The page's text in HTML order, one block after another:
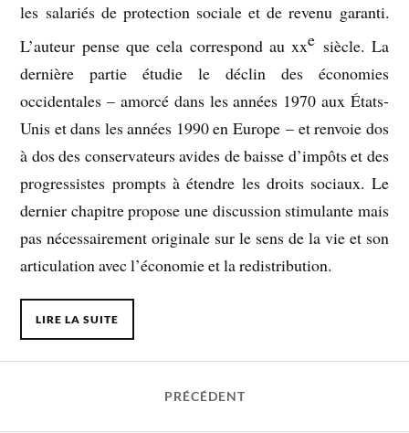
les salariés de protection sociale et de revenu garanti.
L’auteur pense que cela correspond au xxe siècle. La
dernière partie étudie le déclin des économies
occidentales – amorcé dans les années 1970 aux États-
Unis et dans les années 1990 en Europe – et renvoie dos
à dos des conservateurs avides de baisse d’impôts et des
progressistes prompts à étendre les droits sociaux. Le
dernier chapitre propose une discussion stimulante mais
pas nécessairement originale sur le sens de la vie et son
articulation avec l’économie et la redistribution.
LIRE LA SUITE
PRÉCÉDENT